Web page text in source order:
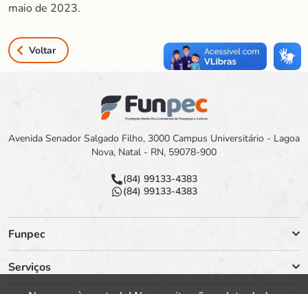
maio de 2023.
Voltar
Avenida Senador Salgado Filho, 3000 Campus Universitário - Lagoa
Nova, Natal - RN, 59078-900
(84) 99133-4383
(84) 99133-4383
Funpec
Serviços